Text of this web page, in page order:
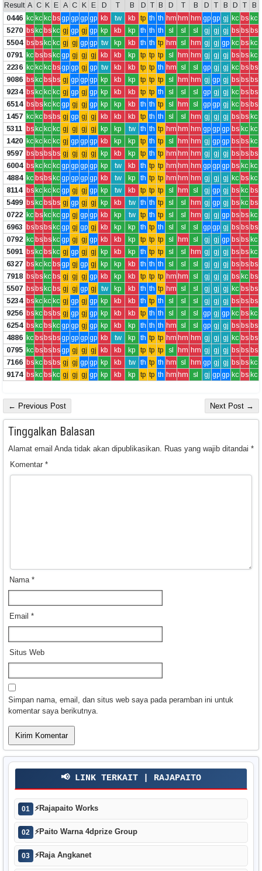
Result A C K E A C K E D T B D T B D T B D T B D T
B
0446 kc kc kc bsgp gp gp gp kb tw kb tp th th hm hm hm gp gp gj kc bs kc
5270 bskc bskc gj gp gj gp kp kb kp th th th sl sl sl gj gj gj bs bs bs
5504 bsbskc kc gj gj gp gp tw kp kb th th tp hm sl hm gj gj gp kc bs kc
0791 kc bsbskc gp gj gj gj kb kb kp tp tp tp sl hm hm gj gj gj bs bs kc
2236 kc kc kc bsgp gp gj gp tw kb kb tp tp th hm sl sl gp gj gj kc bs bs
9086 bskc bsbs gj gp gp gp kp kb kp tp tp tp sl hm hm gj gp gj bs bs bs
9234 bskc kc kc gj gp gj gp kp kb kb tp tp th sl sl sl gp gj gj kc bs bs
6514 bsbskc kc gp gj gj gp kp kp kb th th tp sl hm sl gp gp gj kc bs bs
1457 kc kc bsbs gj gp gj gj kb kb kb tp th th sl sl hm gj gj gj bs bs kc
5311 bskc kc kc gj gj gj gj kp kp tw th th tp hm hm hm gp gp gp bs kc kc
1420 kc kc kc kc gj gp gp gp kb kp kp tp th tp sl hm hm gj gp gp bs bs kc
9597 bsbsbsbs gj gj gj gj kp kb kp tp th tp hm hm hm gj gj gj bs bs bs
6004 bskc kc kc gp gp gp gp kp tw kb th tp tp hm hm hm gp gp gp bs kc kc
4884 kc bsbskc gp gp gp gp kb tw kp th tp tp hm hm hm gj gj gj kc bs kc
8114 bskc kc kc gp gj gj gp kp tw kb tp tp tp sl hm sl gj gp gj bs kc bs
5499 bskc bsbs gj gp gj gj kp kb tw th th tp sl sl hm gj gp gj bs kc bs
0722 kc bskc kc gp gj gp gp kb kp tw tp th tp sl sl hm gj gj gp bs bs kc
6963 bsbsbskc gp gj gp gj kb kp kp th tp th sl sl sl gp gp gj bs bs bs
0792 kc bsbskc gp gj gj gp kb kb kp tp tp tp sl hm sl gj gj gp bs bs kc
5091 bskc bskc gj gp gj gj kp kb kp th tp tp sl sl hm gj gj gj bs bs kc
6327 bskc kc bsgp gj gp gj kp kp kb th th th sl sl sl gj gj gj bs bs bs
7918 bsbskc bs gj gj gj gp kb kp kb tp tp tp hm hm sl gj gj gj bs kc bs
5507 bsbskc bs gj gj gp gj tw kp kb th th tp hm sl sl gj gj gj kc bs bs
5234 bskc kc kc gj gp gj gp kp kb kb th tp th sl sl sl gj gj gj bs bs bs
9256 bskc bsbs gj gp gj gp kp kb kb tp th th sl sl sl gp gj gp kc bs kc
6254 bskc bskc gp gp gj gp kp kb kp th th th hm sl sl gp gj gj bs bs bs
4886 kc bsbsbsgp gp gp gp kb tw kp th tp tp hm hm hm gj gj gj kc bs bs
0795 kc bsbsbsgp gj gj gj kb kb kp tp tp tp sl hm hm gj gj gj bs bs bs
7166 bskc bsbs gj gj gp gp kp kb tw th tp th hm sl hm gp gj gj bs bs kc
9174 bskc bskc gj gj gj gp kp kb kp tp tp th hm hm sl gj gp gp kc bs kc
← Previous Post Next Post →
Tinggalkan Balasan
Alamat email Anda tidak akan dipublikasikan. Ruas yang wajib ditandai *
Komentar *
Nama *
Email *
Situs Web
Simpan nama, email, dan situs web saya pada peramban ini untuk
komentar saya berikutnya.
📢 LINK TERKAIT | RAJAPAITO
01 ⚡Rajapaito Works
02 ⚡Paito Warna 4dprize Group
03 ⚡Raja Angkanet